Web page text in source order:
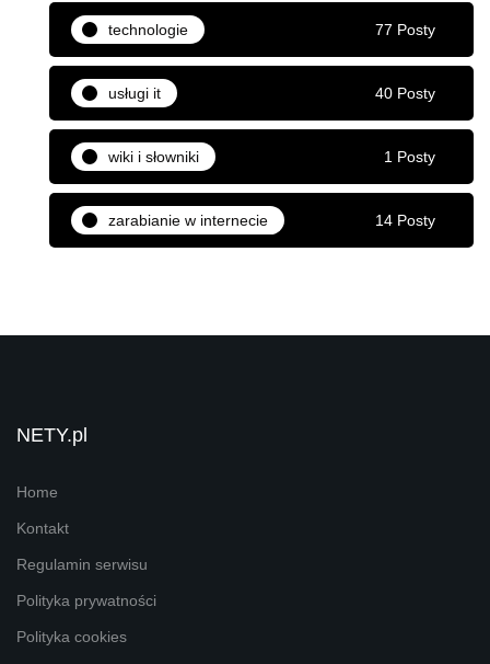
technologie 77 Posty
usługi it 40 Posty
wiki i słowniki 1 Posty
zarabianie w internecie 14 Posty
NETY.pl
Home
Kontakt
Regulamin serwisu
Polityka prywatności
Polityka cookies